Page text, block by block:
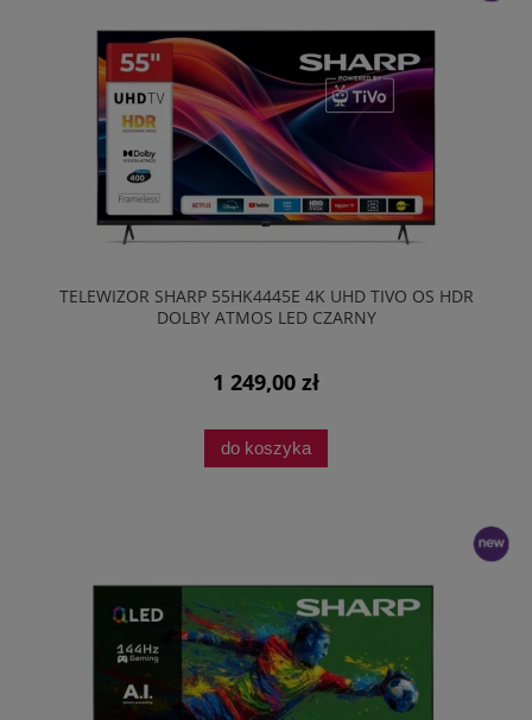
TELEWIZOR SHARP 55HK4445E 4K UHD TIVO OS HDR
DOLBY ATMOS LED CZARNY
1 249,00 zł
do koszyka